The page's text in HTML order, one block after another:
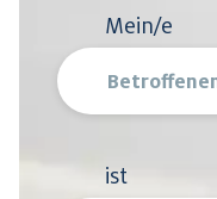
Mein/e
ist